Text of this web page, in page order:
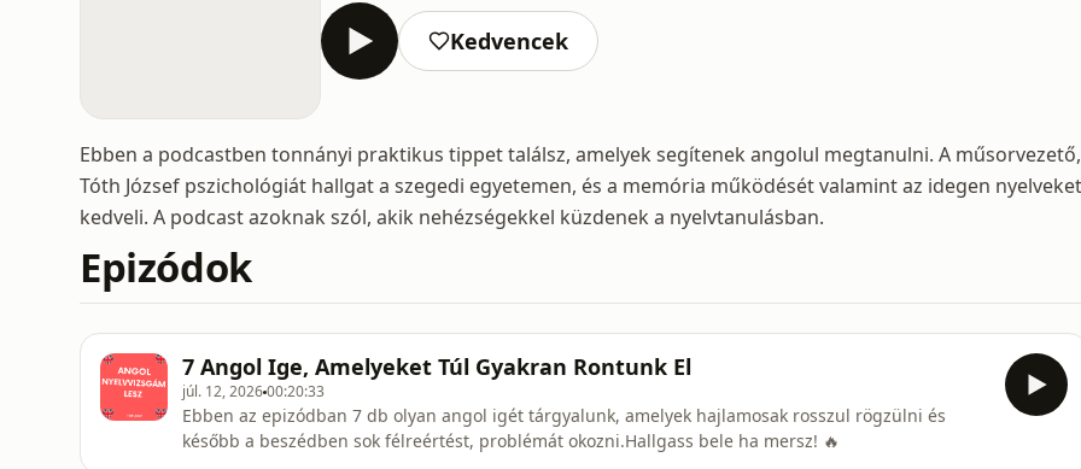
Kedvencek
Ebben a podcastben tonnányi praktikus tippet találsz, amelyek segítenek angolul megtanulni. A műsorvezető,
Tóth József pszichológiát hallgat a szegedi egyetemen, és a memória működését valamint az idegen nyelveket
kedveli. A podcast azoknak szól, akik nehézségekkel küzdenek a nyelvtanulásban.
Epizódok
7 Angol Ige, Amelyeket Túl Gyakran Rontunk El
júl. 12, 202600:20:33
Ebben az epizódban 7 db olyan angol igét tárgyalunk, amelyek hajlamosak rosszul rögzülni és
később a beszédben sok félreértést, problémát okozni.Hallgass bele ha mersz! 🔥